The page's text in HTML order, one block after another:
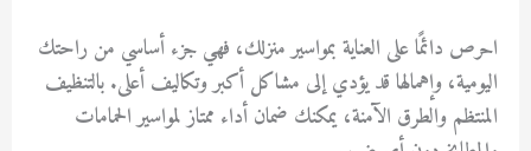
احرص دائمًا على العناية بمواسير منزلك، فهي جزء أساسي من راحتك
اليومية، وإهمالها قد يؤدي إلى مشاكل أكبر وتكاليف أعلى. بالتنظيف
المنتظم والطرق الآمنة، يمكنك ضمان أداء ممتاز لمواسير الحمامات